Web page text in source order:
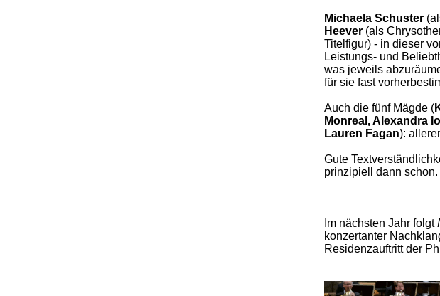
Michaela Schuster
Heever(als
Titelfigur) - in dieser
Leistungs- und
was jeweils
für sie fast
Auch die fünf Mägde (
Monreal, Alexandra
Lauren Fagan):
Gute
prinzipiell dann schon.
Im nächsten Jahr folgt
konzertanter
Residenzauftritt der